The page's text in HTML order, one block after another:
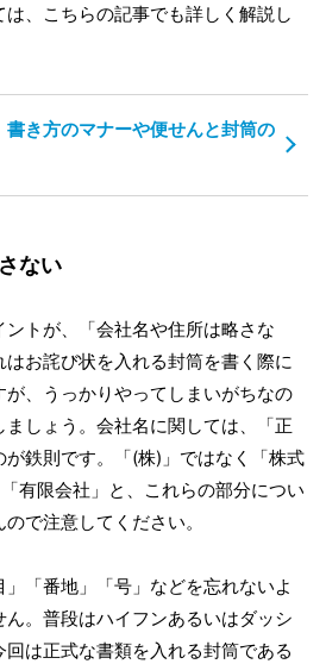
、こちらの記事でも詳しく解説し
書き方のマナーや便せんと封筒の
ない
トが、「会社名や住所は略さな
お詫び状を入れる封筒を書く際に
、うっかりやってしまいがちなの
しょう。会社名に関しては、「正
鉄則です。「(株)」ではなく「株式
有限会社」と、これらの部分につい
で注意してください。
「番地」「号」などを忘れないよ
。普段はハイフンあるいはダッシ
は正式な書類を入れる封筒である